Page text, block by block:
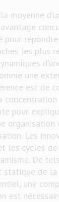
moyenne
les plus
une
est de
pour
Les
les cycles
De
de la
une
est